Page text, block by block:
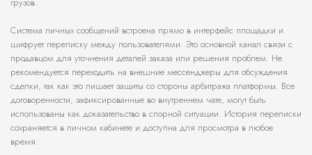
Система личных сообщений встроена прямо в интерфейс площадки и
шифрует переписку между пользователями. Это основной канал связи с
продавцом для уточнения деталей заказа или решения проблем. Не
рекомендуется переходить на внешние мессенджеры для обсуждения
сделки, так как это лишает защиты со стороны арбитража платформы. Все
договоренности, зафиксированные во внутреннем чате, могут быть
использованы как доказательство в спорной ситуации. История переписки
сохраняется в личном кабинете и доступна для просмотра в любое
время.